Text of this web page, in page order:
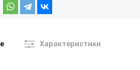
Характеристики